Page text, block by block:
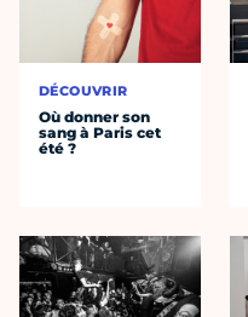
DÉCOUVRIR
Où donner son
sang à Paris cet
été ?